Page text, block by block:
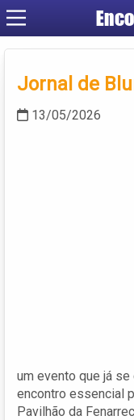
Jornal de
13/05/2026
um evento que já
encontro essencial
Pavilhão da